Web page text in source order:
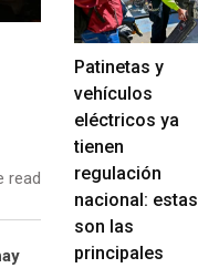
read
Patinetas y
vehículos
eléctricos ya
tienen
regulación
nacional: estas
son las
principales